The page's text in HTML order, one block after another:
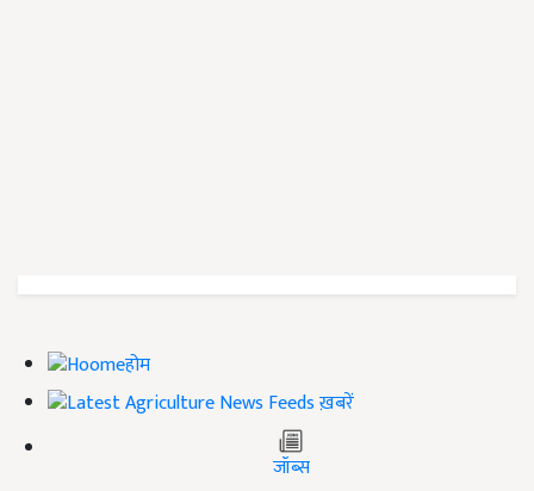
होम
ख़बरें
जॉब्स